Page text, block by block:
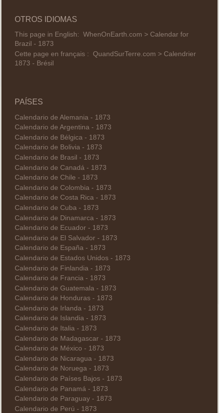
OTROS IDIOMAS
This page in English: WhenOnEarth.com > Calendar for
Brazil - 1873
Cette page en français : QuandSurTerre.com > Calendrier
1873 - Brésil
PAÍSES
Calendario de Alemania - 1873
Calendario de Argentina - 1873
Calendario de Bélgica - 1873
Calendario de Bolivia - 1873
Calendario de Brasil - 1873
Calendario de Canadá - 1873
Calendario de Chile - 1873
Calendario de Colombia - 1873
Calendario de Costa Rica - 1873
Calendario de Cuba - 1873
Calendario de Dinamarca - 1873
Calendario de Ecuador - 1873
Calendario de El Salvador - 1873
Calendario de España - 1873
Calendario de Estados Unidos - 1873
Calendario de Finlandia - 1873
Calendario de Francia - 1873
Calendario de Guatemala - 1873
Calendario de Honduras - 1873
Calendario de Irlanda - 1873
Calendario de Islandia - 1873
Calendario de Italia - 1873
Calendario de Madagascar - 1873
Calendario de México - 1873
Calendario de Nicaragua - 1873
Calendario de Noruega - 1873
Calendario de Países Bajos - 1873
Calendario de Panamá - 1873
Calendario de Paraguay - 1873
Calendario de Perú - 1873